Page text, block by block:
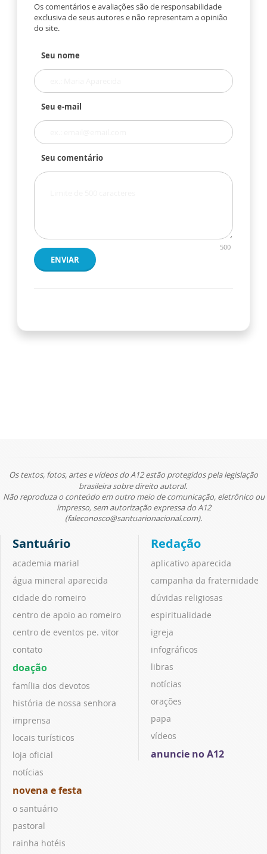
Os comentários e avaliações são de responsabilidade
exclusiva de seus autores e não representam a opinião
do site.
Seu nome
Seu e-mail
Seu comentário
500
ENVIAR
Os textos, fotos, artes e vídeos do A12 estão protegidos pela legislação
brasileira sobre direito autoral.
Não reproduza o conteúdo em outro meio de comunicação, eletrônico ou
impresso, sem autorização expressa do A12
(faleconosco@santuarionacional.com).
Santuário
academia marial
água mineral aparecida
cidade do romeiro
centro de apoio ao romeiro
centro de eventos pe. vitor
contato
doação
família dos devotos
história de nossa senhora
imprensa
locais turísticos
loja oficial
notícias
novena e festa
o santuário
pastoral
rainha hotéis
Redação
aplicativo aparecida
campanha da fraternidade
dúvidas religiosas
espiritualidade
igreja
infográficos
libras
notícias
orações
papa
vídeos
anuncie no A12